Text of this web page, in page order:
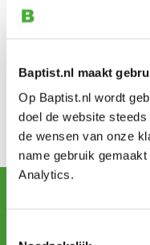
Baptist.nl maakt
Op Baptist.nl wordt
doel de website
de wensen van onze
name gebruik
Analytics.